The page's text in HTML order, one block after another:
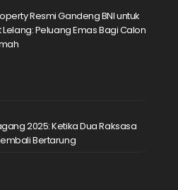
Resmi Gandeng BNI untuk
Lelang: Peluang Emas Bagi Calon
2025: Ketika Dua Raksasa
Bertarung